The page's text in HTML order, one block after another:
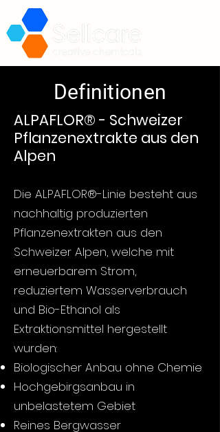
Definitionen
ALPAFLOR® - Schweizer
Pflanzenextrakte aus den
Alpen
Die ALPAFLOR®-Linie besteht aus
nachhaltig produzierten
Pflanzenextrakten aus den
Schweizer Alpen, welche mit
erneuerbarem Strom,
reduziertem Wasserverbrauch
und Bio-Ethanol als
Extraktionsmittel hergestellt
wurden:
Biologischer Anbau ohne Chemie
Hochgebirgsanbau in
unbelastetem Gebiet
Reines Bergwasser